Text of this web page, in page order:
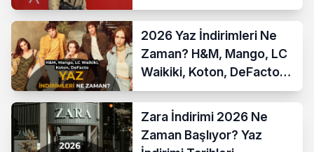
Açıklanıyor
2026 Yaz İndirimleri Ne
Zaman? H&M, Mango, LC
Waikiki, Koton, DeFacto
İndirim Tarihleri
Zara İndirimi 2026 Ne
Zaman Başlıyor? Yaz